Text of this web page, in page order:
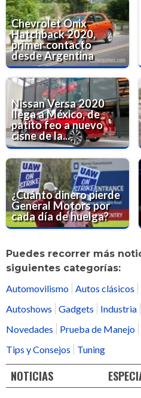
Chevrolet Onix
Hatchback 2020,
primer contacto
desde Argentina
Nissan Versa 2020
llega a México, de
patito feo a nuevo
cisne de la...
¿Cuánto dinero pierde
General Motors por
cada día de huelga?
Puedes recorrer más
siguientes categorías:
Automovilismo
Autos clásicos
Autoshows
Gadgets Industria
Novedades
Prueba de Manejo
Tips y Consejos
Tuning
NOTICIAS